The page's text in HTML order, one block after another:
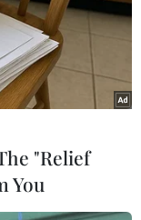
"Relief
You